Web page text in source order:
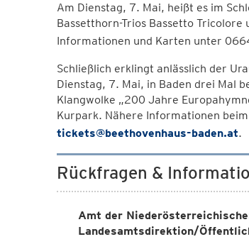
Am Dienstag, 7. Mai, heißt es im
Bassetthorn-Trios Bassetto
Informationen und Karten unter
Schließlich erklingt anlässlich der
Dienstag, 7. Mai, in Baden drei Mal
Klangwolke „200 Jahre
Kurpark. Nähere Informationen
tickets@beethovenhaus-baden.at.
Rückfragen &
Amt der
Landesamtsdirektion/